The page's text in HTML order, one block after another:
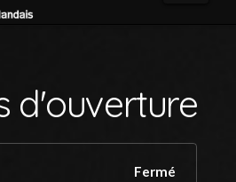
d'ouverture
Fermé